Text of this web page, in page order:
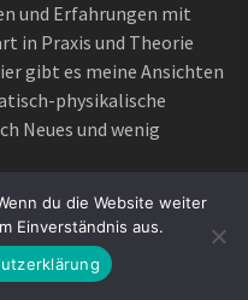
und Erfahrungen mit
in Praxis und Theorie
gibt es meine Ansichten
physikalische
Neues und wenig
du die Website weiter
Einverständnis aus.